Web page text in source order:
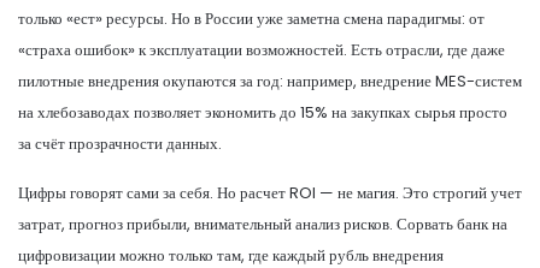
только «ест» ресурсы. Но в России уже заметна смена парадигмы: от
«страха ошибок» к эксплуатации возможностей. Есть отрасли, где даже
пилотные внедрения окупаются за год: например, внедрение MES-систем
на хлебозаводах позволяет экономить до 15% на закупках сырья просто
за счёт прозрачности данных.
Цифры говорят сами за себя. Но расчет ROI — не магия. Это строгий учет
затрат, прогноз прибыли, внимательный анализ рисков. Сорвать банк на
цифровизации можно только там, где каждый рубль внедрения